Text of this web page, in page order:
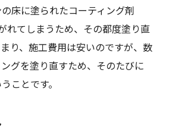
床に塗られたコーティング剤
れてしまうため、その都度塗り直
り、施工費用は安いのですが、数
グを塗り直すため、そのたびに
ことです。